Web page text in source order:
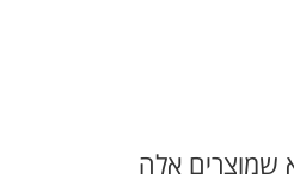
שמוצרים אלה